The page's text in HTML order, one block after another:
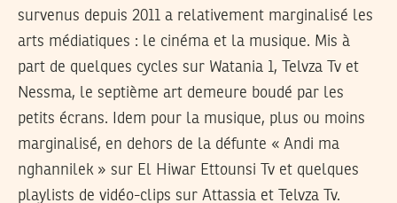
survenus depuis 2011 a relativement marginalisé les
arts médiatiques : le cinéma et la musique. Mis à
part de quelques cycles sur Watania 1, Telvza Tv et
Nessma, le septième art demeure boudé par les
petits écrans. Idem pour la musique, plus ou moins
marginalisé, en dehors de la défunte « Andi ma
nghannilek » sur El Hiwar Ettounsi Tv et quelques
playlists de vidéo-clips sur Attassia et Telvza Tv.